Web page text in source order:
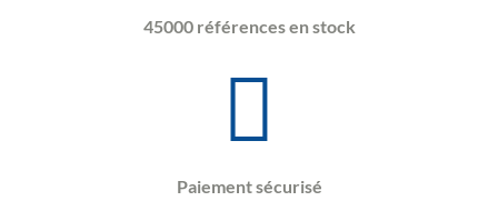
45000 références en stock
Paiement sécurisé